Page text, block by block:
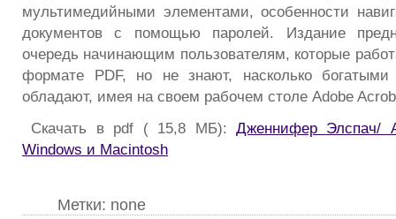
мультимедийными элементами, особенности
документов с помощью паролей. Издание
очередь начинающим пользователям, которые
формате PDF, но не знают, насколько
обладают, имея на своем рабочем столе Adobe
Скачать в pdf ( 15,8 МБ): Дженнифер Элспач/
Windows и Macintosh
Метки: none